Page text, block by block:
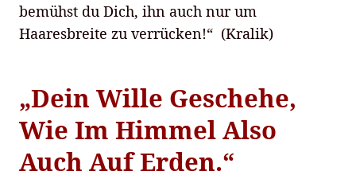
bemühst du Dich, ihn auch nur um
Haaresbreite zu verrücken!“ (Kralik)
„Dein Wille Geschehe,
Wie Im Himmel Also
Auch Auf Erden.“